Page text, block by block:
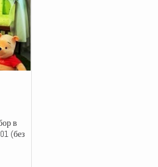
в
(без